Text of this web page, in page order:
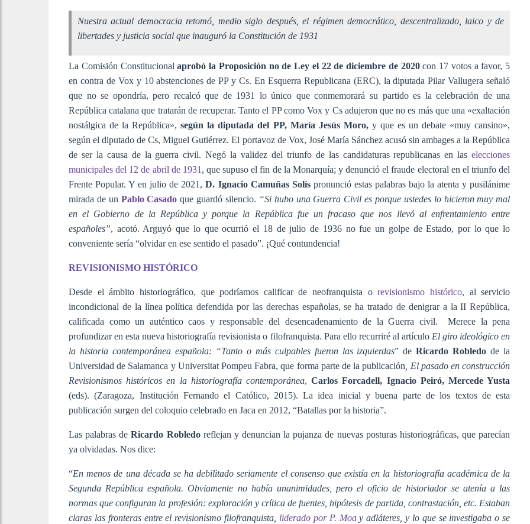
Nuestra actual democracia retomó, medio siglo después, el régimen democrático, descentralizado, laico y de
libertades y justicia social que inauguró la Constitución de 1931
La Comisión Constitucionalaprobó la Proposición no de Ley el 22 de diciembre de 2020con 17 votos a favor, 5
en contra de Vox y 10 abstenciones de PP y Cs. En Esquerra Republicana (ERC), la diputada Pilar Vallugera señaló
que no se opondría, pero recalcó que de 1931 lo único que conmemorará su partido es la celebración de una
República catalana que tratarán de recuperar. Tanto el PP como Vox y Cs adujeron que no es más que una «exaltación
nostálgica de la República»,según la diputada del PP, María Jesús Moro,y que es un debate «muy cansino»,
según el diputado de Cs, Miguel Gutiérrez. El portavoz de Vox, José María Sánchez acusó sin ambages a la República
de ser la causa de la guerra civil. Negó la validez del triunfo de las candidaturas republicanas en laselecciones
municipales del 12 de abril de 1931 , que supuso el fin de la Monarquía; y denunció el fraude electoral en el triunfo del
Frente Popular. Y en julio de 2021,D. Ignacio Camuñas Solíspronunció estas palabras bajo la atenta y pusilánime
mirada de un Pablo Casado que guardó silencio. “Si hubo una Guerra Civil es porque ustedes lo hicieron muy mal
en el Gobierno de la República y porque la República fue un fracaso que nos llevó al enfrentamiento entre
españoles”, acotó. Arguyó que lo que ocurrió el 18 de julio de 1936 no fue un golpe de Estado, por lo que lo
conveniente sería “olvidar en ese sentido el pasado”. ¡Qué contundencia!
REVISIONISMO HISTÓRICO
Desde el ámbito historiográfico, que podríamos calificar de neofranquista orevisionismo histórico, al servicio
incondicional de la línea política defendida por las derechas españolas, se ha tratado de denigrar a la II República,
calificada como un auténtico caos y responsable del desencadenamiento de la Guerra civil. Merece la pena
profundizar en esta nueva historiografía revisionista o filofranquista. Para ello recurriré al artículo El giro ideológico en
la historia contemporánea española: “Tanto o más culpables fueron las izquierdas” deRicardo Robledo de la
Universidad de Salamanca y Universitat Pompeu Fabra, que forma parte de la publicación , El pasado en construcción
Revisionismos históricos en la historiografía contemporánea,Carlos Forcadell, Ignacio Peiró, Mercede Yusta
(eds). (Zaragoza, Institución Fernando el Católico, 2015). La idea inicial y buena parte de los textos de esta
publicación surgen del coloquio celebrado en Jaca en 2012, “Batallas por la historia”.
Las palabras deRicardo Robledoreflejan y denuncian la pujanza de nuevas posturas historiográficas, que parecían
ya olvidadas. Nos dice:
“En menos de una década se ha debilitado seriamente el consenso que existía en la historiografía académica de la
Segunda República española. Obviamente no había unanimidades, pero el oficio de historiador se atenía a las
normas que configuran la profesión: exploración y crítica de fuentes, hipótesis de partida, contrastación, etc. Estaban
claras las fronteras entre el revisionismo filofranquista, liderado por P. Moay adláteres, y lo que se investigaba o se